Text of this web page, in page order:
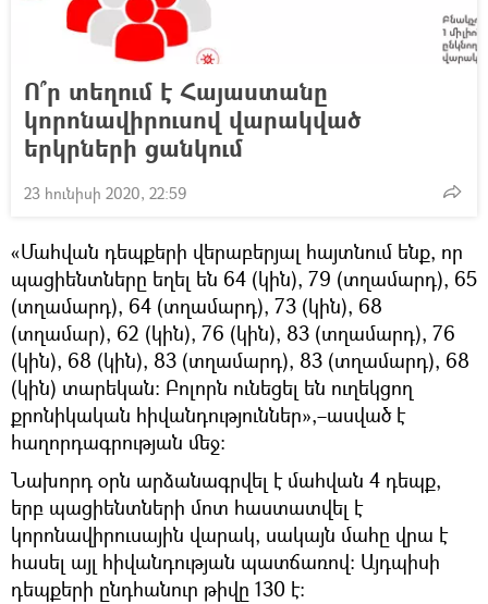
Ո՞ր տեղում է Հայաստանը
կորոնավիրուսով վարակված
երկրների ցանկում
23 հունիսի 2020, 22:59
«Մահվան դեպքերի վերաբերյալ հայտնում ենք, որ
պացիենտները եղել են 64 (կին), 79 (տղամարդ), 65
(տղամարդ), 64 (տղամարդ), 73 (կին), 68
(տղամար), 62 (կին), 76 (կին), 83 (տղամարդ), 76
(կին), 68 (կին), 83 (տղամարդ), 83 (տղամարդ), 68
(կին) տարեկան: Բոլորն ունեցել են ուղեկցող
քրոնիկական հիվանդություններ»,–ասված է
հաղորդագրության մեջ։
Նախորդ օրն արձանագրվել է մահվան 4 դեպք,
երբ պացիենտների մոտ հաստատվել է
կորոնավիրուսային վարակ, սակայն մահը վրա է
հասել այլ հիվանդության պատճառով: Այդպիսի
դեպքերի ընդհանուր թիվը 130 է: